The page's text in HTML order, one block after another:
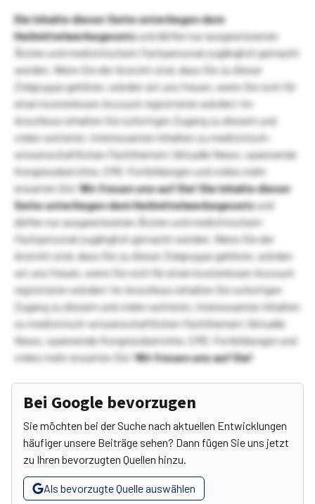
Die Inhalte dieser Seite unterliegen dem
Heilmittelwerbegesetzund dürfen nur ausgewiesenen
Ärzten und medizinischem Fachpersonal zugänglich gemacht
werden. Wenn Sie der Ansicht sind, dass Sie zu dieser
Zielgruppe gehören, würden wir uns freuen, wenn Sie sich für
einen kostenlosen Account registrieren würden! Im
Anschluss erhalten Sie sofortigen Zugang zu diesem und
vielen weiteren, interessanten Inhalten zu medizinisch-
wissenschaftlichen Fachthemen! Aktuelle News, spannende
Kongressberichte, CME-Fortbildungen und vieles mehr
erwarten Sie!Wir freuen uns auf Sie!Die Inhalte dieser
Seite unterliegen dem Heilmittelwerbegesetzund
dürfen nur ausgewiesenen Ärzten und medizinischem
Fachpersonal zugänglich gemacht werden. Wenn Sie der
Ansicht sind, dass Sie zu dieser Zielgruppe gehören, würden
wir uns freuen, wenn Sie sich für einen kostenlosen Account
registrieren würden! Im Anschluss erhalten Sie sofortigen
Zugang zu diesem und vielen weiteren, interessanten Inhalten
zu medizinisch-wissenschaftlichen Fachthemen! Aktuelle
News, spannende Kongressberichte, CME-Fortbildungen und
vieles mehr erwarten Sie!Wir freuen uns auf Sie!
Bei Google bevorzugen
Sie möchten bei der Suche nach aktuellen Entwicklungen
häufiger unsere Beiträge sehen? Dann fügen Sie uns jetzt
zu Ihren bevorzugten Quellen hinzu.
Als bevorzugte Quelle auswählen